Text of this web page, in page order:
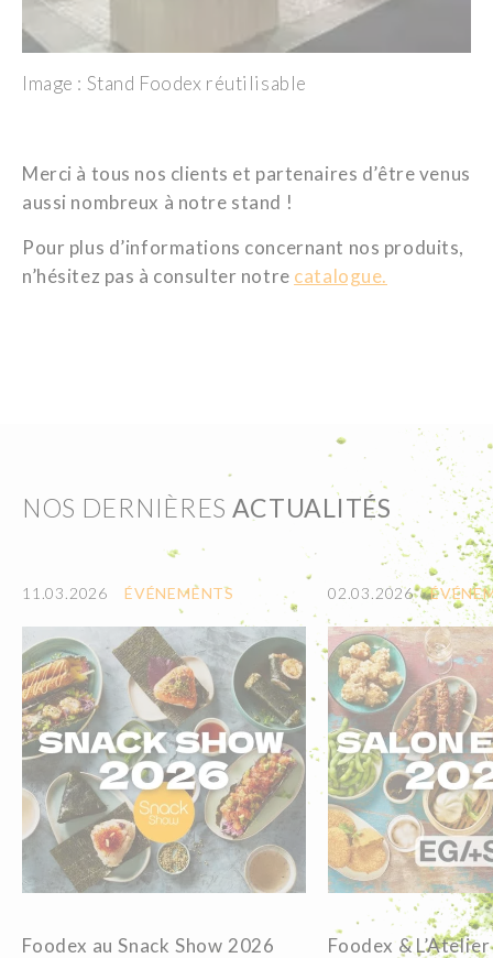
Image : Stand Foodex réutilisable
Merci à tous nos clients et partenaires d’être venus
aussi nombreux à notre stand !
Pour plus d’informations concernant nos produits,
n’hésitez pas à consulter notre catalogue.
NOS DERNIÈRES ACTUALITÉS
11.03.2026 ÉVÉNEMENTS
Foodex au Snack Show 2026
02.03.2026
Foodex &